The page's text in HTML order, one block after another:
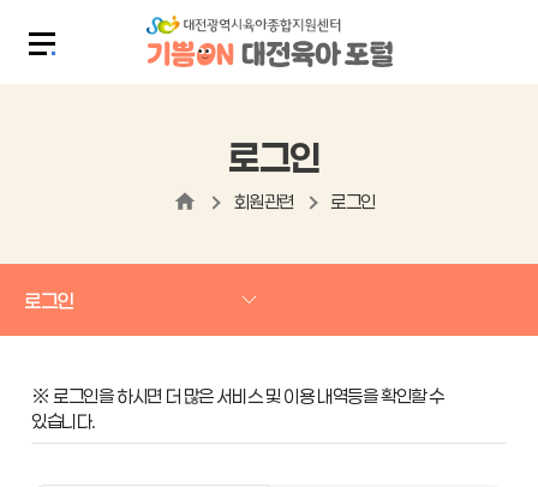
로그인
회원관련 로그인
로그인
※ 로그인을 하시면 더 많은 서비스 및 이용 내역등을 확인할 수
있습니다.